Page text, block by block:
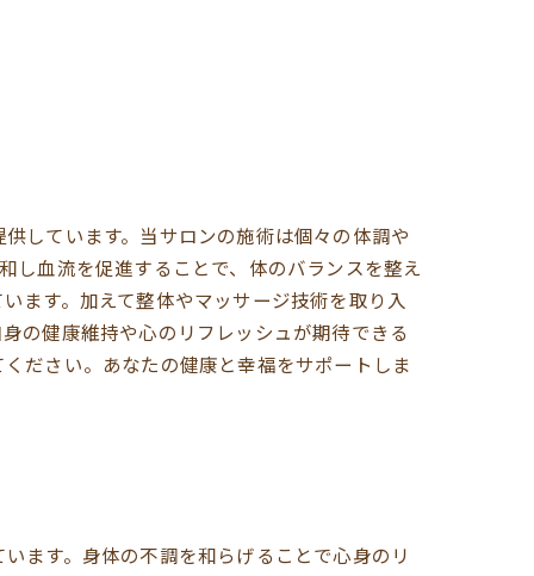
しています。当サロンの施術は個々の体調や
し血流を促進することで、体のバランスを整え
ます。加えて整体やマッサージ技術を取り入
の健康維持や心のリフレッシュが期待できる
ださい。あなたの健康と幸福をサポートしま
ます。身体の不調を和らげることで心身のリ